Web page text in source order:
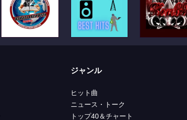
ジャンル
ヒット曲
ニュース・トーク
トップ40＆チャート